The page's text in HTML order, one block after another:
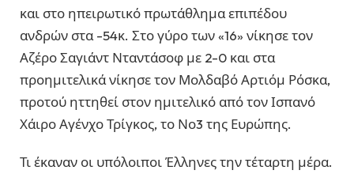
και στο ηπειρωτικό πρωτάθλημα επιπέδου
ανδρών στα -54κ. Στο γύρο των «16» νίκησε τον
Αζέρο Σαγιάντ Νταντάσοφ με 2-0 και στα
προημιτελικά νίκησε τον Μολδαβό Αρτιόμ Ρόσκα,
προτού ηττηθεί στον ημιτελικό από τον Ισπανό
Χάιρο Αγένχο Τρίγκος, το Νο3 της Ευρώπης.
Τι έκαναν οι υπόλοιποι Έλληνες την τέταρτη μέρα.